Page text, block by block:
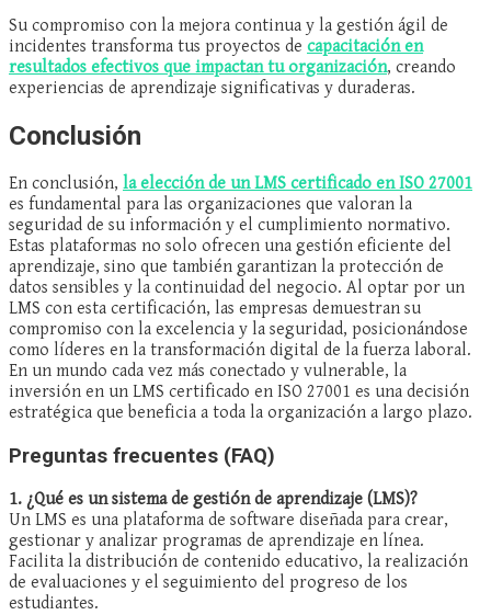
Su compromiso con la mejora continua y la gestión ágil de
incidentes transforma tus proyectos de capacitación en
resultados efectivos que impactan tu organización, creando
experiencias de aprendizaje significativas y duraderas.
Conclusión
En conclusión, la elección de un LMS certificado en ISO 27001
es fundamental para las organizaciones que valoran la
seguridad de su información y el cumplimiento normativo.
Estas plataformas no solo ofrecen una gestión eficiente del
aprendizaje, sino que también garantizan la protección de
datos sensibles y la continuidad del negocio. Al optar por un
LMS con esta certificación, las empresas demuestran su
compromiso con la excelencia y la seguridad, posicionándose
como líderes en la transformación digital de la fuerza laboral.
En un mundo cada vez más conectado y vulnerable, la
inversión en un LMS certificado en ISO 27001 es una decisión
estratégica que beneficia a toda la organización a largo plazo.
Preguntas frecuentes (FAQ)
1. ¿Qué es un sistema de gestión de aprendizaje (LMS)?
Un LMS es una plataforma de software diseñada para crear,
gestionar y analizar programas de aprendizaje en línea.
Facilita la distribución de contenido educativo, la realización
de evaluaciones y el seguimiento del progreso de los
estudiantes.